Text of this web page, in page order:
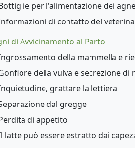
per l'alimentazione dei
di contatto del
di Avvicinamento al Parto
della mammella e
della vulva e secrezione di
grattare la lettiera
dal gregge
di appetito
latte può essere estratto dai